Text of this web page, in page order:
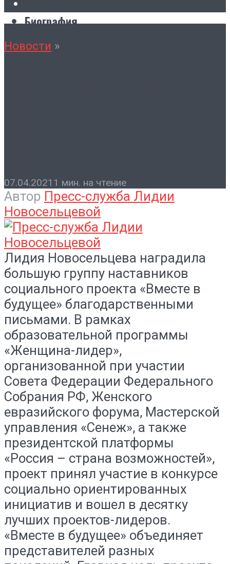
Биография
Медиа
Новости »
07.04.2021 1 мин. на чтение
Автор Пресс-служба Лидии
Новосельцевой
Лидия Новосельцева наградила
большую группу наставников
социального проекта «Вместе в
будущее» благодарственными
письмами. В рамках
образовательной программы
«Женщина-лидер»,
организованной при участии
Совета Федерации Федерального
Собрания РФ, Женского
евразийского форума, Мастерской
управления «Сенеж», а также
президентской платформы
«Россия – страна возможностей»,
проект принял участие в конкурсе
социально ориентированных
инициатив и вошел в десятку
лучших проектов-лидеров.
«Вместе в будущее» объединяет
представителей разных